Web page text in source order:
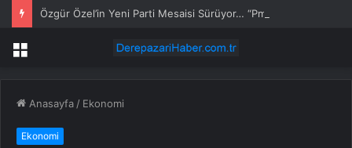
Menü
Anasayfa / Ekonomi
Ekonomi